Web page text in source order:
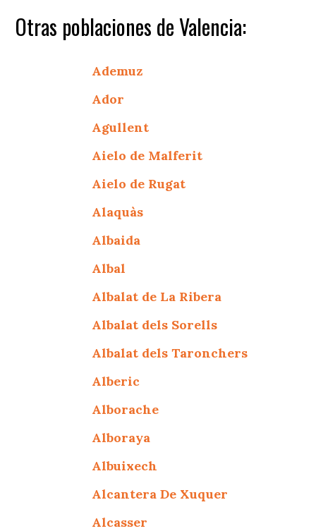
Otras poblaciones de Valencia:
Ademuz
Ador
Agullent
Aielo de Malferit
Aielo de Rugat
Alaquàs
Albaida
Albal
Albalat de La Ribera
Albalat dels Sorells
Albalat dels Taronchers
Alberic
Alborache
Alboraya
Albuixech
Alcantera De Xuquer
Alcasser